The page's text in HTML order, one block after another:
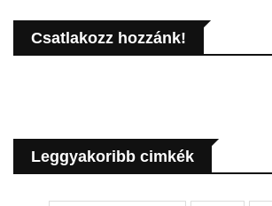
Csatlakozz hozzánk!
Leggyakoribb cimkék